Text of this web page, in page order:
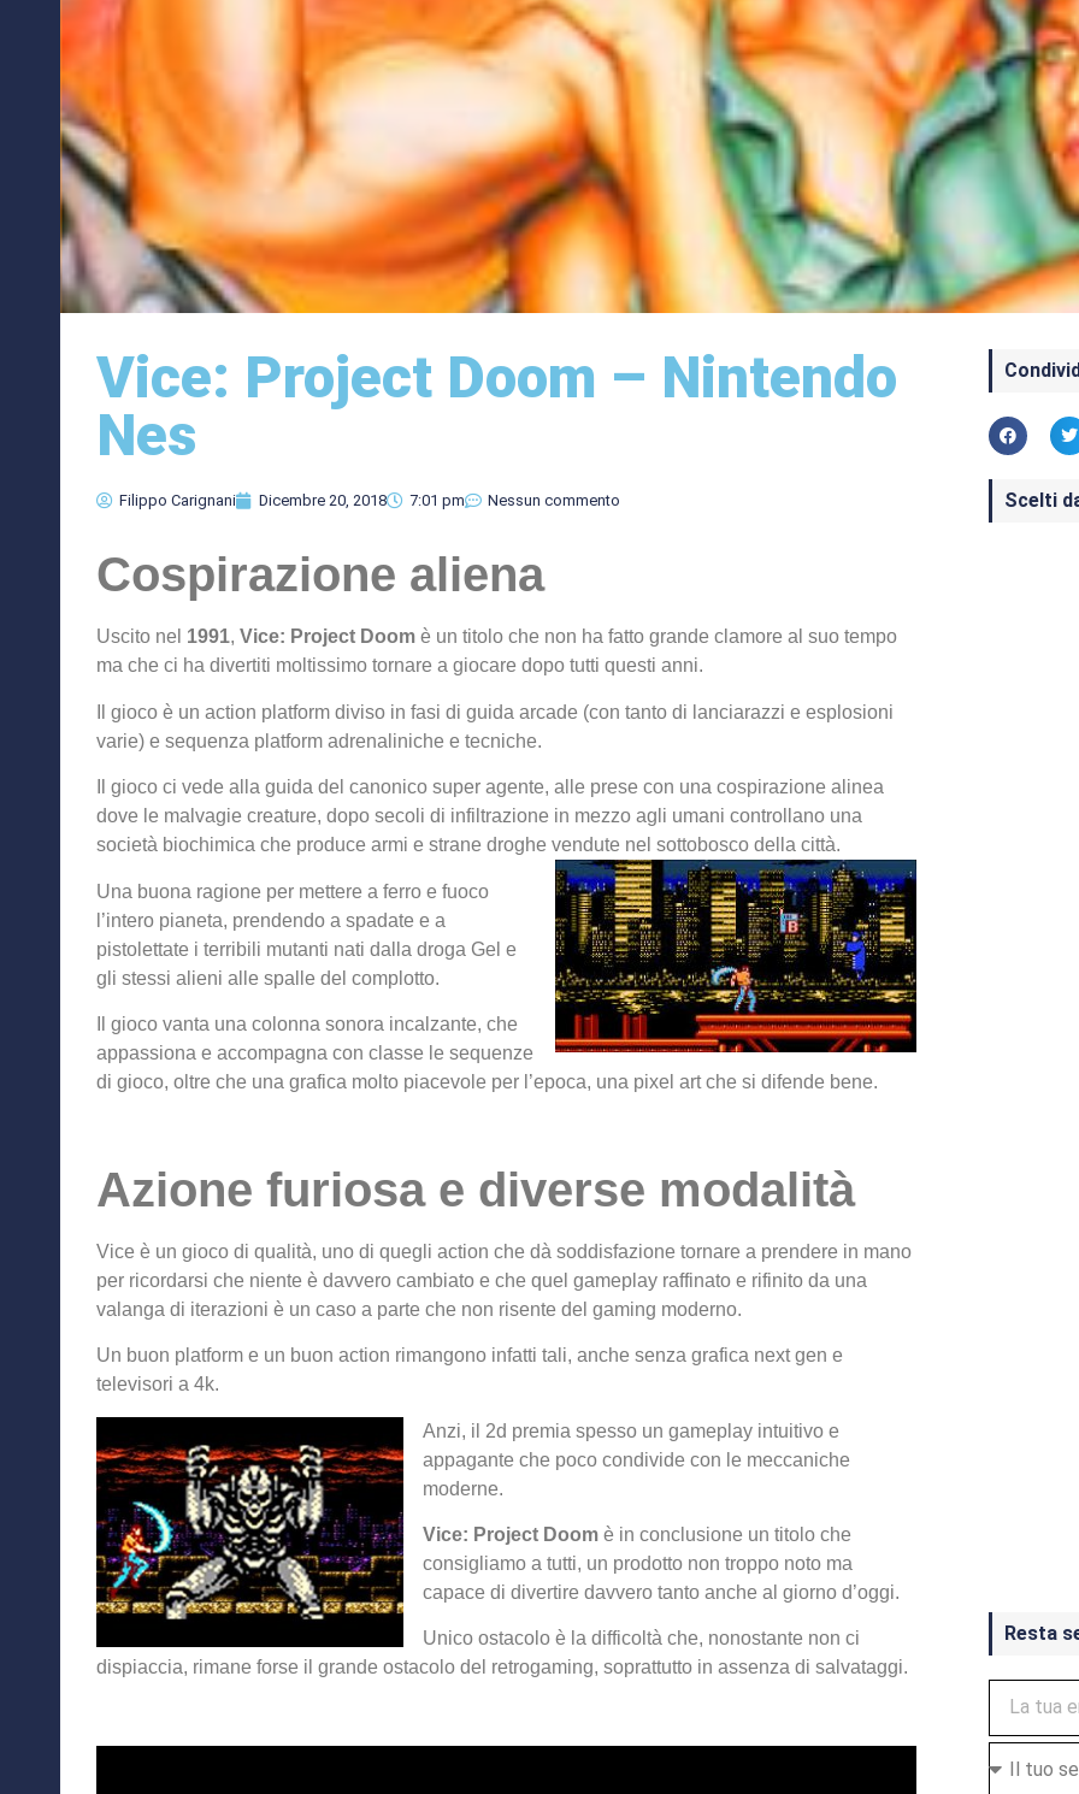
Vice: Project Doom – Nintendo
Nes
Filippo Carignani Dicembre 20, 2018 7:01 pm Nessun commento
Cospirazione aliena
Uscito nel 1991, Vice: Project Doom è un titolo che non ha fatto grande clamore al suo tempo
ma che ci ha divertiti moltissimo tornare a giocare dopo tutti questi anni.
Il gioco è un action platform diviso in fasi di guida arcade (con tanto di lanciarazzi e esplosioni
varie) e sequenza platform adrenaliniche e tecniche.
Il gioco ci vede alla guida del canonico super agente, alle prese con una cospirazione alinea
dove le malvagie creature, dopo secoli di infiltrazione in mezzo agli umani controllano una
società biochimica che produce armi e strane droghe vendute nel sottobosco della città.
Una buona ragione per mettere a ferro e fuoco
l’intero pianeta, prendendo a spadate e a
pistolettate i terribili mutanti nati dalla droga Gel e
gli stessi alieni alle spalle del complotto.
Il gioco vanta una colonna sonora incalzante, che
appassiona e accompagna con classe le sequenze
di gioco, oltre che una grafica molto piacevole per l’epoca, una pixel art che si difende bene.
Azione furiosa e diverse modalità
Vice è un gioco di qualità, uno di quegli action che dà soddisfazione tornare a prendere in mano
per ricordarsi che niente è davvero cambiato e che quel gameplay raffinato e rifinito da una
valanga di iterazioni è un caso a parte che non risente del gaming moderno.
Un buon platform e un buon action rimangono infatti tali, anche senza grafica next gen e
televisori a 4k.
Anzi, il 2d premia spesso un gameplay intuitivo e
appagante che poco condivide con le meccaniche
moderne.
Vice: Project Doom è in conclusione un titolo che
consigliamo a tutti, un prodotto non troppo noto ma
capace di divertire davvero tanto anche al giorno d’oggi.
Unico ostacolo è la difficoltà che, nonostante non ci
dispiaccia, rimane forse il grande ostacolo del retrogaming, soprattutto in assenza di salvataggi.
Scelti
Resta